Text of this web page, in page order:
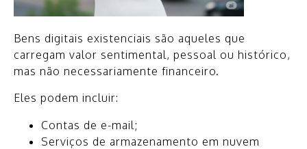
Bens digitais existenciais são aqueles que
carregam valor sentimental, pessoal ou histórico,
mas não necessariamente financeiro.
Eles podem incluir:
Contas de e-mail;
Serviços de armazenamento em nuvem